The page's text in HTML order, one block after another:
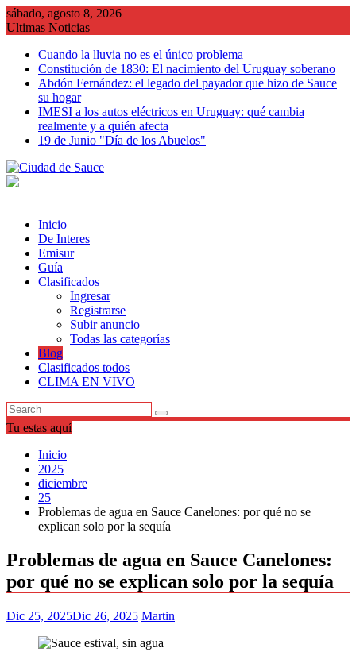
Saltar
al
sábado, agosto 8, 2026
Ultimas Noticias
Cuando la lluvia no es el único problema
Constitución de 1830: El nacimiento del Uruguay soberano
Abdón Fernández: el legado del payador que hizo de Sauce
su hogar
IMESI a los autos eléctricos en Uruguay: qué cambia
realmente y a quién afecta
19 de Junio "Día de los Abuelos"
Inicio
De Interes
Emisur
Guía
Clasificados
Ingresar
Registrarse
Subir anuncio
Todas las categorías
Blog
Clasificados todos
CLIMA EN VIVO
Tu estas aquí
Inicio
2025
diciembre
25
Problemas de agua en Sauce Canelones: por qué no se
explican solo por la sequía
Problemas de agua en Sauce Canelones:
por qué no se explican solo por la sequía
Dic 25, 2025Dic 26, 2025 Martin